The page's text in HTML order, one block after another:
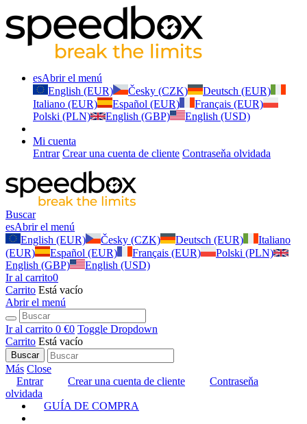
esAbrir el menú
English (EUR)
Česky (CZK)
Deutsch (EUR)
Italiano (EUR)
Español (EUR)
Français (EUR)
Polski (PLN)
English (GBP) English (USD)
Mi cuenta
Entrar Crear una cuenta de cliente Contraseňa olvidada
Buscar
esAbrir el menú
English (EUR)
Česky (CZK) Deutsch (EUR)
Italiano
(EUR)
Español (EUR) Français (EUR)
Polski (PLN)
English (GBP)
English (USD)
Ir al carrito0
Carrito Está vacío
Abrir el menú
Ir al carrito 0 €0 Toggle Dropdown
Carrito Está vacío
Buscar
Más Close
Entrar
Crear una cuenta de cliente
Contraseňa
olvidada
GUÍA DE COMPRA